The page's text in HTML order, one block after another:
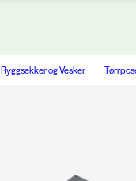
Ryggsekker og Vesker